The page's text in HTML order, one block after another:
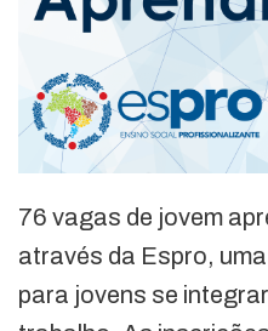
76 vagas de jovem
através da Espro,
para jovens se